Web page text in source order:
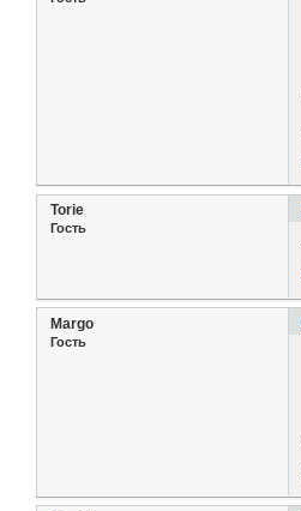
Torie
Гость
Margo
Гость